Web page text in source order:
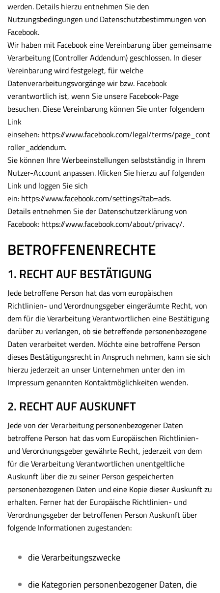
werden. Details hierzu entnehmen Sie den
Nutzungsbedingungen und Datenschutzbestimmungen von
Facebook.
Wir haben mit Facebook eine Vereinbarung über gemeinsame
Verarbeitung (Controller Addendum) geschlossen. In dieser
Vereinbarung wird festgelegt, für welche
Datenverarbeitungsvorgänge wir bzw. Facebook
verantwortlich ist, wenn Sie unsere Facebook-Page
besuchen. Diese Vereinbarung können Sie unter folgendem
Link
einsehen: https://www.facebook.com/legal/terms/page_cont
roller_addendum.
Sie können Ihre Werbeeinstellungen selbstständig in Ihrem
Nutzer-Account anpassen. Klicken Sie hierzu auf folgenden
Link und loggen Sie sich
ein: https://www.facebook.com/settings?tab=ads.
Details entnehmen Sie der Datenschutzerklärung von
Facebook: https://www.facebook.com/about/privacy/.
BETROFFENENRECHTE
1. RECHT AUF BESTÄTIGUNG
Jede betroffene Person hat das vom europäischen
Richtlinien- und Verordnungsgeber eingeräumte Recht, von
dem für die Verarbeitung Verantwortlichen eine Bestätigung
darüber zu verlangen, ob sie betreffende personenbezogene
Daten verarbeitet werden. Möchte eine betroffene Person
dieses Bestätigungsrecht in Anspruch nehmen, kann sie sich
hierzu jederzeit an unser Unternehmen unter den im
Impressum genannten Kontaktmöglichkeiten wenden.
2. RECHT AUF AUSKUNFT
Jede von der Verarbeitung personenbezogener Daten
betroffene Person hat das vom Europäischen Richtlinien-
und Verordnungsgeber gewährte Recht, jederzeit von dem
für die Verarbeitung Verantwortlichen unentgeltliche
Auskunft über die zu seiner Person gespeicherten
personenbezogenen Daten und eine Kopie dieser Auskunft zu
erhalten. Ferner hat der Europäische Richtlinien- und
Verordnungsgeber der betroffenen Person Auskunft über
folgende Informationen zugestanden:
die Verarbeitungszwecke
die Kategorien personenbezogener Daten, die